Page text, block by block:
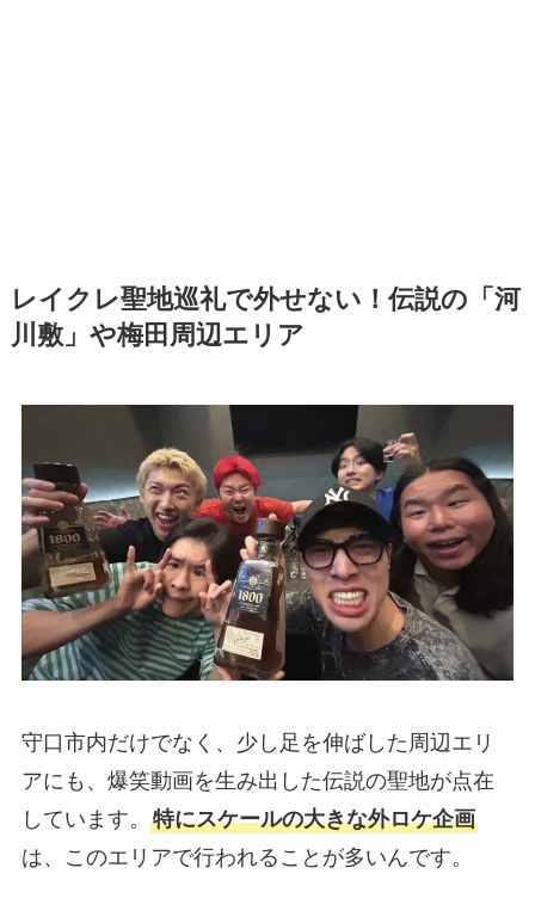
レイクレ聖地巡礼で外せない！伝説の「河
川敷」や梅田周辺エリア
守口市内だけでなく、少し足を伸ばした周辺エリ
アにも、爆笑動画を生み出した伝説の聖地が点在
しています。 特にスケールの大きな外ロケ企画
は、このエリアで行われることが多いんです。